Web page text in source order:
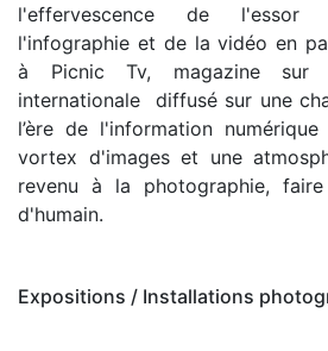
l'effervescence de l'essor
l'infographie et de la vidéo en
à Picnic Tv, magazine sur
internationale diffusé sur une
l’ère de l'information
vortex d'images et une
revenu à la photographie,
d'humain.
Expositions / Installations